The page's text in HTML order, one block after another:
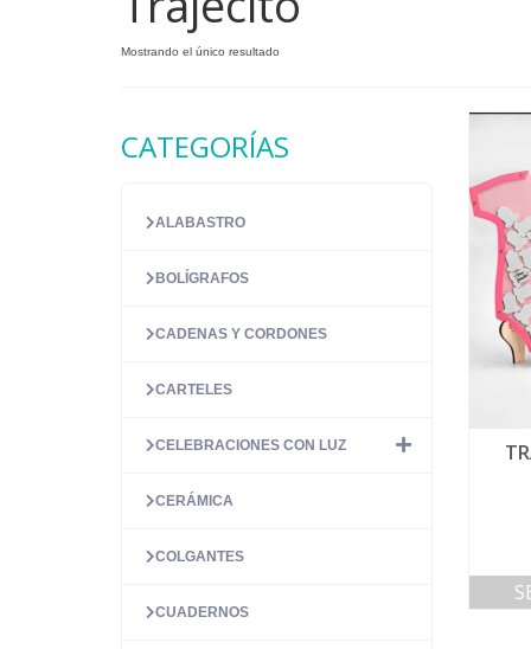
Mostrando el único resultado
CATEGORÍAS
ALABASTRO
BOLÍGRAFOS
CADENAS Y CORDONES
CARTELES
CELEBRACIONES CON LUZ
CERÁMICA
COLGANTES
CUADERNOS